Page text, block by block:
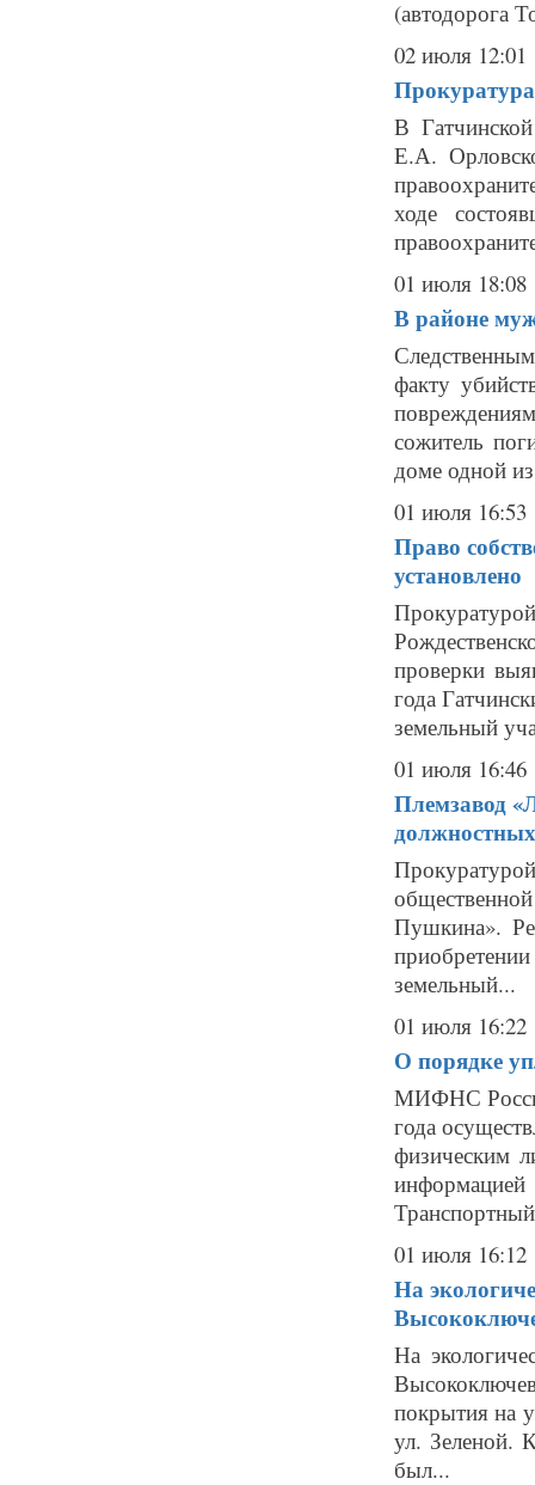
(автодорога
02 июля 12:01
В
Е.А.
ходе
01 июля 18:08
В районе
факту
сожитель
доме одной
01 июля 16:53
Право
установлено
проверки
года
земельный
01 июля 16:46
Племзавод
Пушкина».
земельный...
01 июля 16:22
О порядке
МИФНС
года
физическим
01 июля 16:12
На
На
покрытия на
ул. Зеленой.
был...